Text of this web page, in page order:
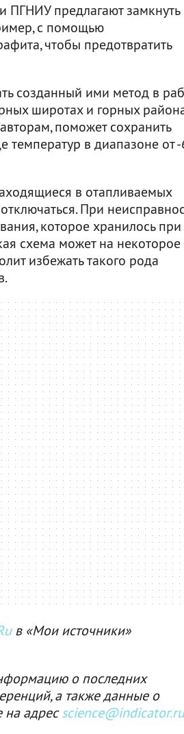
ПГНИУ предлагают замкнуть
с помощью
чтобы предотвратить
созданный ими метод в
широтах и горных
поможет сохранить
температур в диапазоне от
в отапливаемых
При
которое хранилось при
схема может на некоторое
избежать такого рода
в «Мои источники»
о последних
а также данные о
на адресscience@indicator.ru